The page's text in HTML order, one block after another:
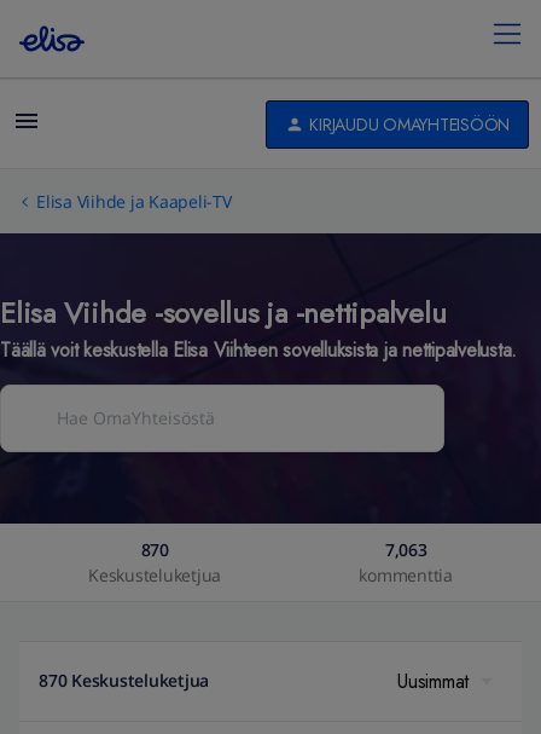
KIRJAUDU OMAYHTEISÖÖN
Elisa Viihde ja Kaapeli-TV
Elisa Viihde -sovellus ja -nettipalvelu
Täällä voit keskustella Elisa Viihteen sovelluksista ja nettipalvelusta.
870
Keskusteluketjua
7,063
kommenttia
870 Keskusteluketjua Uusimmat